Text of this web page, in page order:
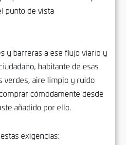
punto de vista
y barreras a ese flujo viario y
habitante de esas
verdes, aire limpio y ruido
cómodamente desde
añadido por ello.
exigencias: